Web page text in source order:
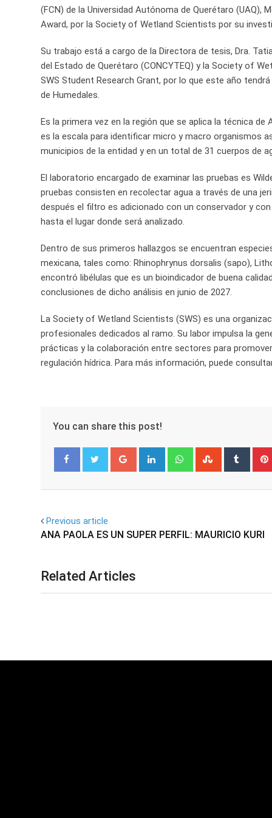
(FCN) de la Universidad Autónoma de Querétaro (UAQ),
Award, por la Society of Wetland Scientists por su
Su trabajo está a cargo de la Directora de tesis, Dra.
del Estado de Querétaro (CONCYTEQ) y la Society of
SWS Student Research Grant, por lo que este año
de Humedales.
Es la primera vez en la región que se aplica la técnica
es la escala para identificar micro y macro organismos
municipios de la entidad y en un total de 31 cuerpos de
El laboratorio encargado de examinar las pruebas es
pruebas consisten en recolectar agua a través de una
después el filtro es adicionado con un conservador y
hasta el lugar donde será analizado.
Dentro de sus primeros hallazgos se encuentran
mexicana, tales como: Rhinophrynus dorsalis (sapo),
encontró libélulas que es un bioindicador de buena
conclusiones de dicho análisis en junio de 2027.
La Society of Wetland Scientists (SWS) es una
profesionales dedicados al ramo. Su labor impulsa la
prácticas y la colaboración entre sectores para
regulación hídrica. Para más información, puede
You can share this post!
Google+ LinkedIn Whatsapp
Previous article
ANA PAOLA ES UN SUPER PERFIL: MAURICIO KURI
Related Articles